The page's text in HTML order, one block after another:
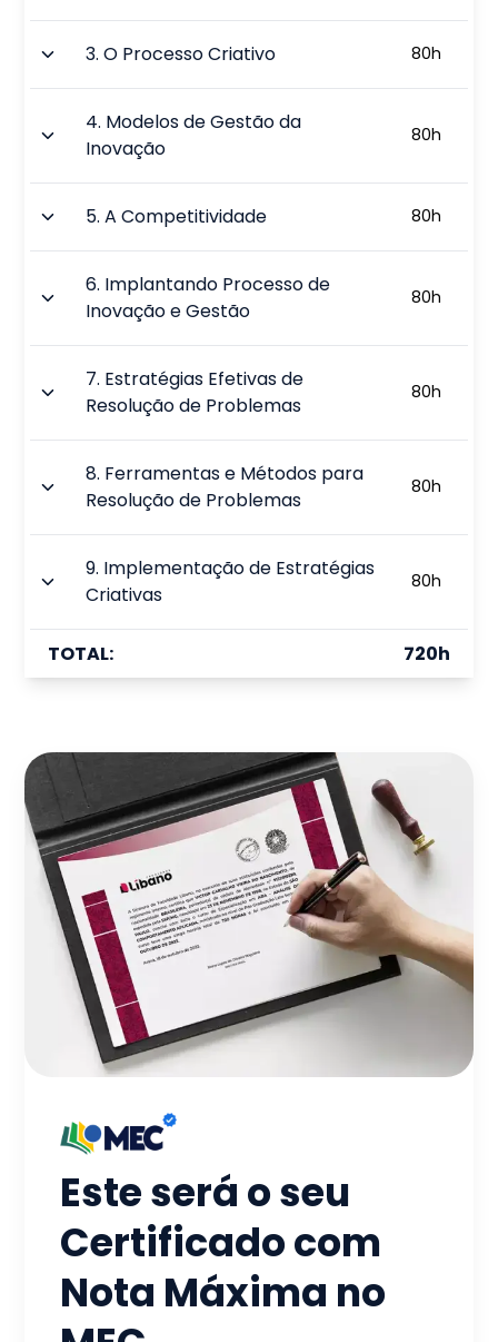
3.O Processo Criativo 80h
4. Modelos de Gestão da
Inovação
80h
5.A Competitividade 80h
6. Implantando Processo de
Inovação e Gestão
80h
7. Estratégias Efetivas de
Resolução de Problemas
80h
8. Ferramentas e Métodos para
Resolução de Problemas
80h
9. Implementação de Estratégias
Criativas
80h
TOTAL: 720h
Este será o seu
Certificado com
Nota Máxima no